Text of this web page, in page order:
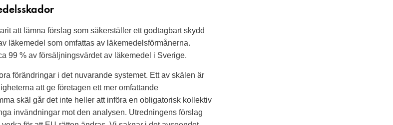
att lämna förslag som säkerställer ett godtagbart skydd
läkemedel som omfattas av läkemedelsförmånerna.
99 % av försäljningsvärdet av läkemedel i Sverige.
förändringar i det nuvarande systemet. Ett av skälen är
att ge företagen ett mer omfattande
skäl går det inte heller att införa en obligatorisk kollektiv
invändningar mot den analysen. Utredningens förslag